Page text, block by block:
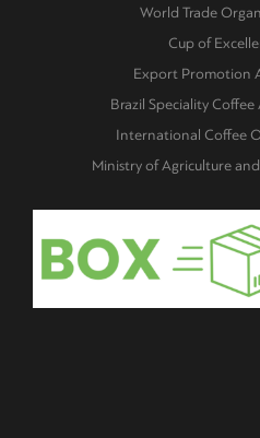
World Trade
Cup of
Export Promotion
Brazil Speciality Coffee
International Coffee
Ministry of Agriculture